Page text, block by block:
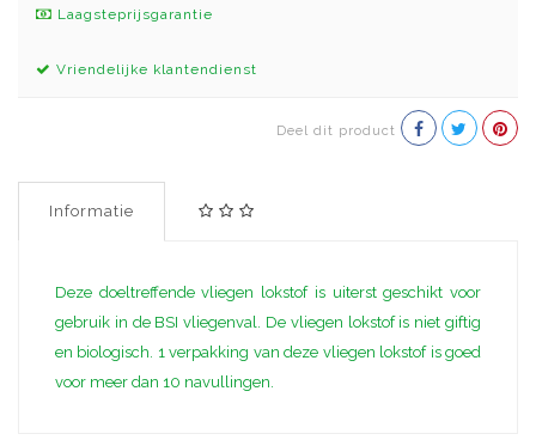
Laagsteprijsgarantie
Vriendelijke klantendienst
Deel dit product
Informatie
Deze doeltreffende vliegen lokstof is uiterst geschikt voor
gebruik in de BSI vliegenval. De vliegen lokstof is niet giftig
en biologisch. 1 verpakking van deze vliegen lokstof is goed
voor meer dan 10 navullingen.